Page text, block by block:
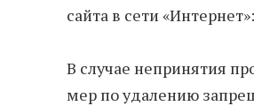
сайта в сети
В случае непринятия
мер по удалению